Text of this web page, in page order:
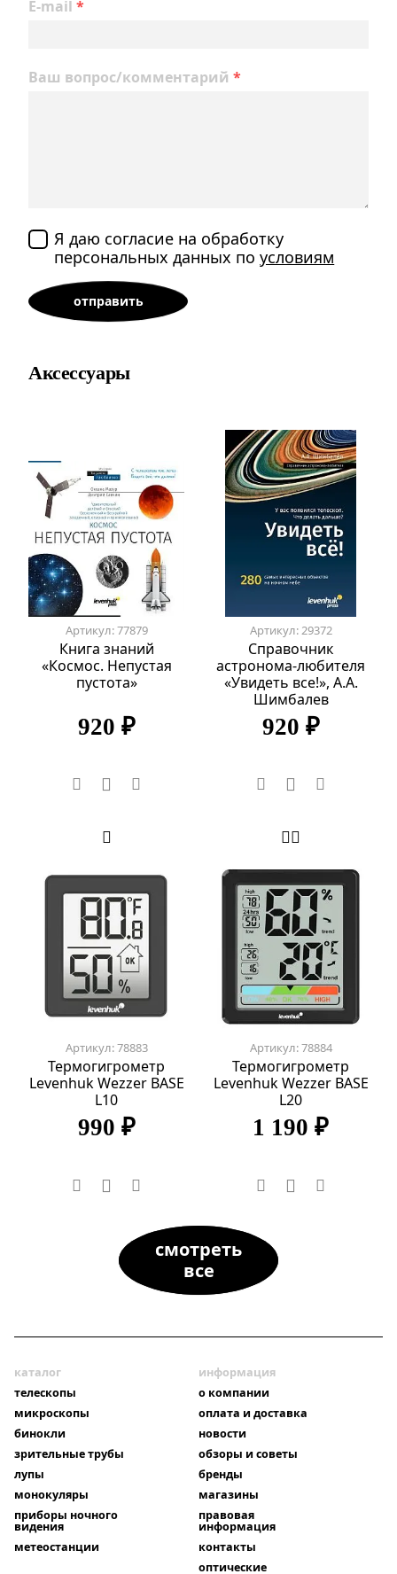
E-mail *
Ваш вопрос/комментарий *
Я даю согласие на обработку
персональных данных поусловиям
Аксессуары
Артикул: 77879
Книга знаний
«Космос. Непустая
пустота»
920 ₽
Артикул: 29372
Справочник
астронома-любителя
«Увидеть все!», А.А.
Шимбалев
920 ₽
Артикул: 78883
Термогигрометр
Levenhuk Wezzer BASE
L10
990 ₽
Артикул: 78884
Термогигрометр
Levenhuk Wezzer BASE
L20
1 190 ₽
смотреть
все
каталог
телескопы
микроскопы
бинокли
зрительные трубы
лупы
монокуляры
приборы ночного
видения
метеостанции
информация
о компании
оплата и доставка
новости
обзоры и советы
бренды
магазины
правовая
информация
контакты
оптические